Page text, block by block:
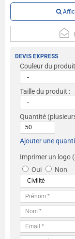
DEVIS EXPRESS
Couleur du
Taille du produit :
Quantité
Ajouter une
Imprimer un logo
Oui
Non